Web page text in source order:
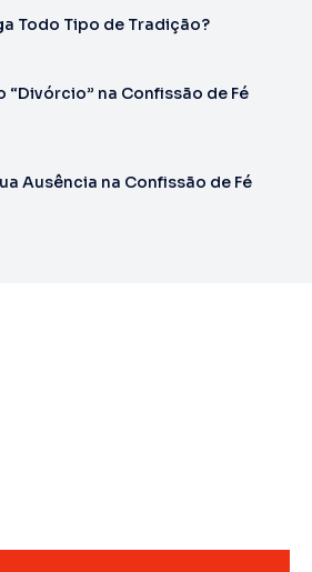
Todo Tipo de Tradição?
“Divórcio” na Confissão de Fé
Ausência na Confissão de Fé